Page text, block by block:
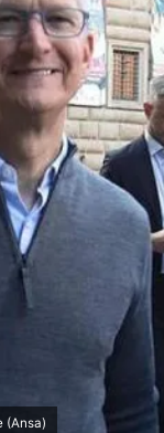
(Ansa)